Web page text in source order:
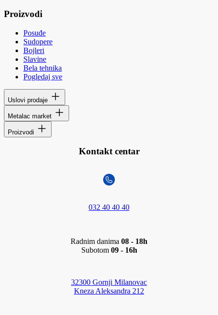
Proizvodi
Posuđe
Sudopere
Bojleri
Slavine
Bela tehnika
Pogledaj sve
Uslovi prodaje
Metalac market
Proizvodi
Kontakt centar
032 40 40 40
Radnim danima 08 - 18h
Subotom 09 - 16h
32300 Gornji Milanovac
Kneza Aleksandra 212